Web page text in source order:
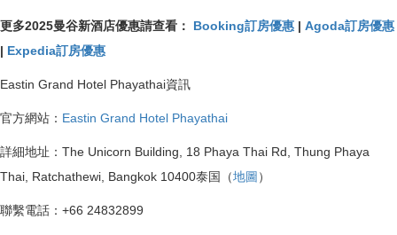
更多2025曼谷新酒店優惠請查看： Booking訂房優惠 | Agoda訂房優惠
| Expedia訂房優惠
Eastin Grand Hotel Phayathai資訊
官方網站： Eastin Grand Hotel Phayathai
詳細地址：The Unicorn Building, 18 Phaya Thai Rd, Thung Phaya
Thai, Ratchathewi, Bangkok 10400泰国（地圖 ）
聯繫電話：+66 24832899